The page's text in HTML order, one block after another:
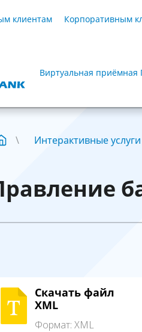
клиентам Корпоративным
Виртуальная приёмная
Интерактивные услуги
Скачать файл
XML
Формат: XML